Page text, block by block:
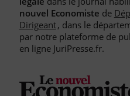
Liste des Greffes
Liste des CCI
FAQ
nouvel Economiste de
Dirigeant, dans le
par notre plateforme de
en ligne JuriPresse.fr.